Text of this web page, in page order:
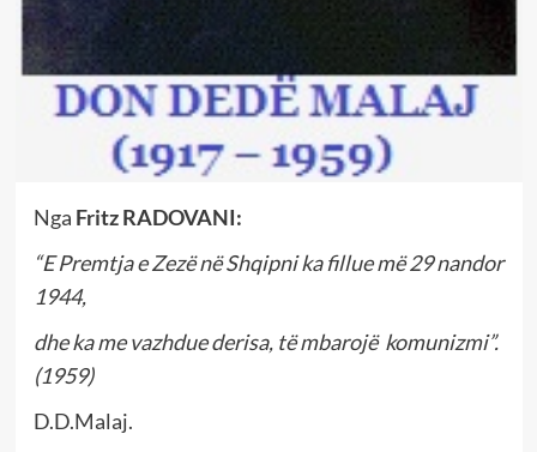
Nga Fritz RADOVANI:
“E Premtja e Zezë në Shqipni ka fillue më 29 nandor
1944,
dhe ka me vazhdue derisa, të mbarojë komunizmi”.
(1959)
D.D.Malaj.